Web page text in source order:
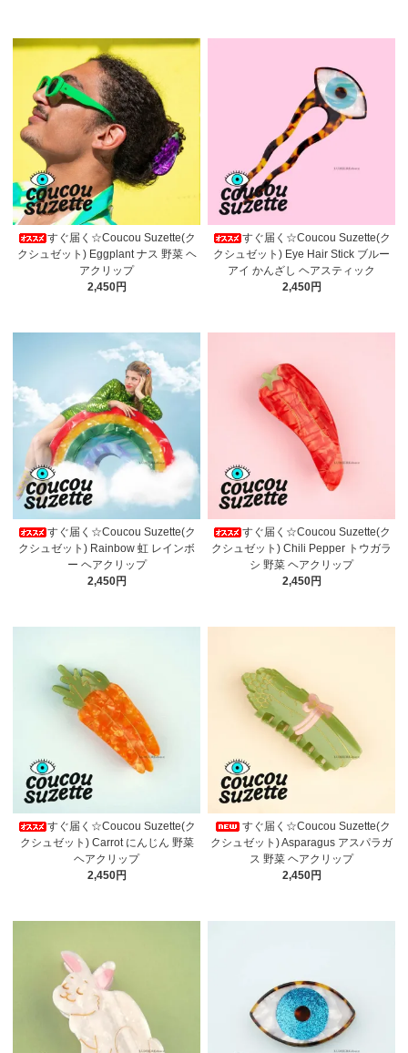
すぐ届く☆Coucou Suzette(ク
クシュゼット) Eggplant ナス 野菜 ヘ
アクリップ
2,450円
すぐ届く☆Coucou Suzette(ク
クシュゼット) Eye Hair Stick ブルー
アイ かんざし ヘアスティック
2,450円
すぐ届く☆Coucou Suzette(ク
クシュゼット) Rainbow 虹 レインボ
ー ヘアクリップ
2,450円
すぐ届く☆Coucou Suzette(ク
クシュゼット) Chili Pepper トウガラ
シ 野菜 ヘアクリップ
2,450円
すぐ届く☆Coucou Suzette(ク
クシュゼット) Carrot にんじん 野菜
ヘアクリップ
2,450円
すぐ届く☆Coucou Suzette(ク
クシュゼット) Asparagus アスパラガ
ス 野菜 ヘアクリップ
2,450円